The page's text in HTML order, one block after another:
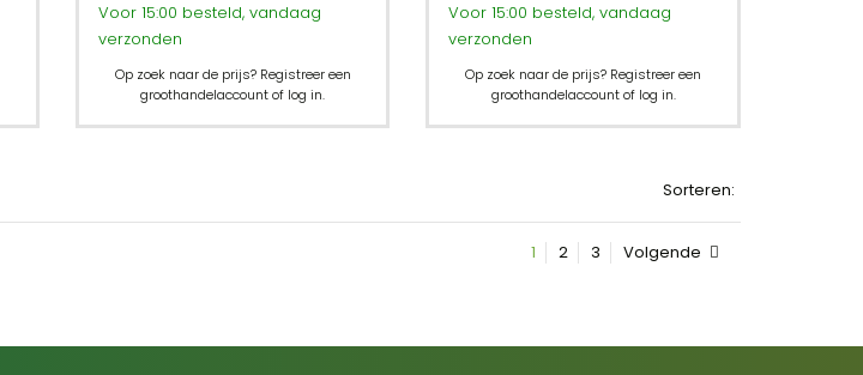
Voor 15:00 besteld, vandaag
verzonden
Op zoek naar de prijs? Registreer een
groothandelaccount of log in.
Voor 15:00 besteld, vandaag
verzonden
Op zoek naar de prijs? Registreer een
groothandelaccount of log in.
Sorteren:
1 2 3 Volgende